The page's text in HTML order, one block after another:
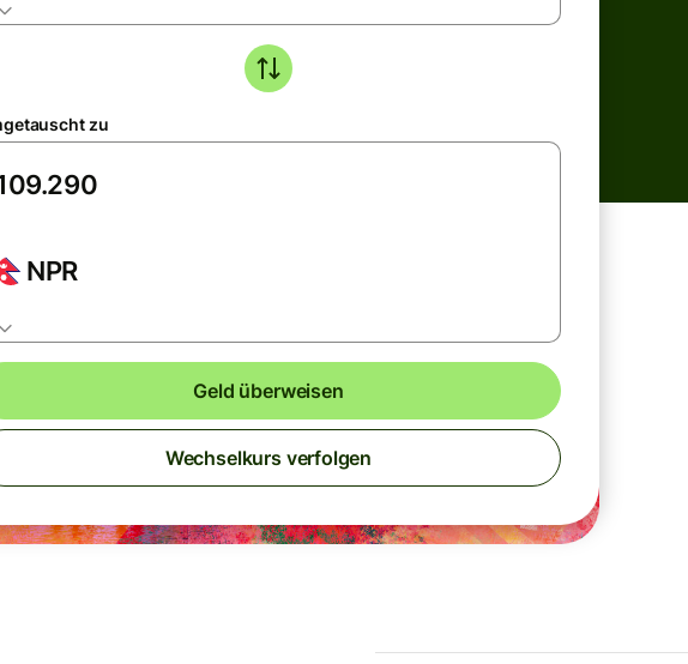
zu
NPR
Geld überweisen
Wechselkurs verfolgen